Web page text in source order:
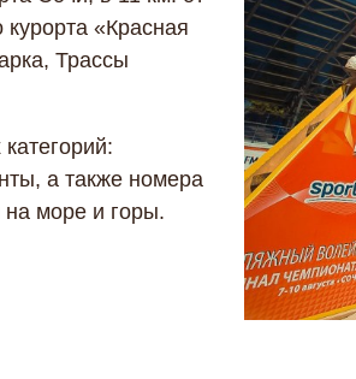
«Красная
Трассы
а также номера
море и горы.